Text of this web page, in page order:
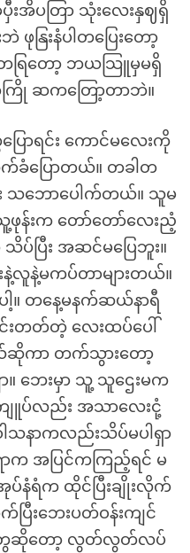
ပှီးအိပတြာ သုံးလေးနှဈရှိ
ဖုနြးနံပါတပြေးတော့
တရြတော့ ဘယသြူမှမရှိ
ြို ဆကတြော့တာဘဲ။
ြောရင်း ကောင်မလေးကို
ပြောတယ်။ တခါတ
သဘောပေါက်တယ်။ သူမ
ဖုန်းက တော်တော်လေးညံ့
သိပ်ပြီး အဆင်မပြေဘူး။
နဲ့လူနဲ့မကပ်တာများတယ်။
ါ့။ တနေ့မနက်ဆယ်နာရီ
းတတ်တဲ့ လေးထပ်ပေါ်
ယ်ဆိုကာ တက်သွားတော့
ာ။ ဘေးမှာ သူ့ သူဌေးမက
ကျူပ်လည်း အသာလေးငုံ့
ါသနာကလည်းသိပ်မပါရှာ
ာက အပြင်ကကြည့်ရင် မ
အုပ်နံရံက ထိုင်ပြီးချိုးလိုက်
ပြီးဘေးပတ်ဝန်းကျင်
ဆိုတော့ လွတ်လွတ်လပ်